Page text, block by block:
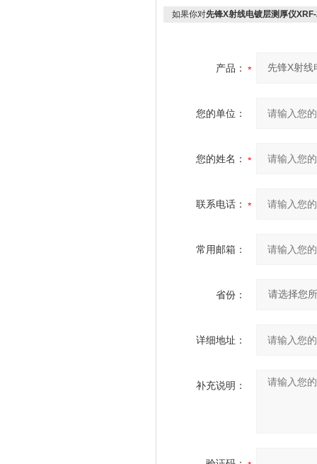
如果你对先锋X射线电镀层测厚仪
产品：
您的单位：
您的姓名：
联系电话：
常用邮箱：
省份：
详细地址：
补充说明：